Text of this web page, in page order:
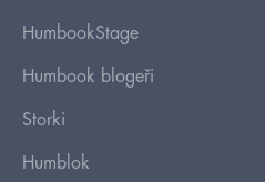
HumbookStage
Humbook blogeři
Storki
Humblok